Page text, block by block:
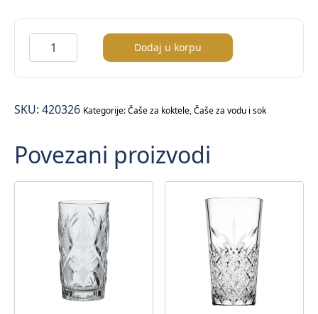
Timeless
čaša
količina
Dodaj u korpu
SKU: 420326 Kategorije:Čaše za koktele,Čaše za vodu i sok
Povezani proizvodi